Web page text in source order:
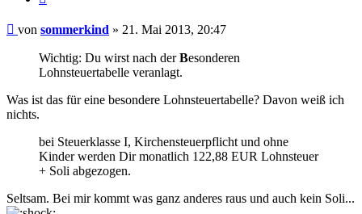
Beitrag
von sommerkind » 21. Mai 2013, 20:47
Wichtig: Du wirst nach derBesonderen
Lohnsteuertabelle veranlagt.
Was ist das für eine besondere Lohnsteuertabelle? Davon weiß ich
nichts.
bei Steuerklasse I, Kirchensteuerpflicht und ohne
Kinder werden Dir monatlich 122,88 EUR Lohnsteuer
+ Soli abgezogen.
Seltsam. Bei mir kommt was ganz anderes raus und auch kein Soli...